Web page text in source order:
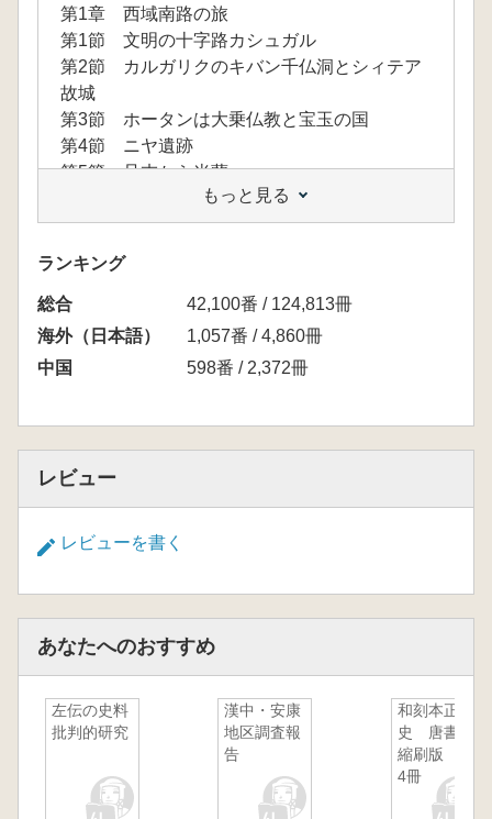
第1章 西域南路の旅
第1節 文明の十字路カシュガル
第2節 カルガリクのキバン千仏洞とシィテア
故城
第3節 ホータンは大乗仏教と宝玉の国
第4節 ニヤ遺跡
第5節 且末から米蘭へ
第6節 〝流沙の都〟敦煌に立つ
第2章 鳩摩羅什 その波乱の生涯
第1節 羅什の父、鳩摩羅炎について
第2節 羅什、罽賓国へ
第3節 竭叉国に到着
第4節 尉頭国のトクズサライ仏教寺院
第5節 亀茲国への帰還
第10節 長安にて訳経へ
第1節 3度にわたる楼蘭の調査
第3節 楼蘭の詩歌
第4節 宋代の「楼蘭」の文学的位置
第4章 敦煌の文学
第1節 敦煌出土の詩篇について
第2節 王之渙の「涼州詞」の世界
第3節 莫高窟出土「秦婦吟」について
第4節 敦煌出土「女人百歳篇」について
第5節 「敦煌二十詠」の世界
第5章 辺塞詩人 岑参の詩と人生
もっと見る
ランキング
総合
42,100番 / 124,813冊
海外（日本語）
1,057番 / 4,860冊
中国
598番 / 2,372冊
レビュー
レビューを書く
あなたへのおすすめ
左伝の史料
批判的研究
漢中・安康
地区調査報
告
和刻本正
史 唐書
縮刷版 全
4冊